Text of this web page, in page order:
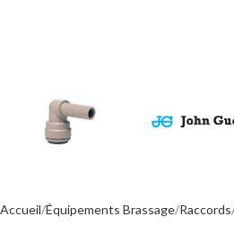
Accueil Équipements Brassage Raccords